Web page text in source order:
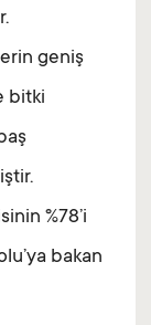
geniş
bitki
%78’i
bakan